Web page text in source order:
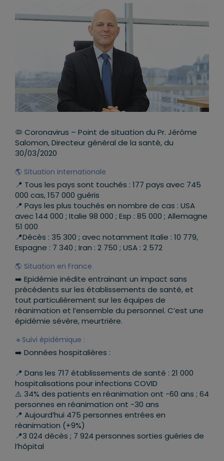
🦠 Coronavirus – Point de situation du Pr. Jérôme
Salomon, Directeur général de la santé, du
30/03/2020
🌎 Situation internationale
📍 Tous les pays sont touchés : 177 pays avec 745
000 cas, 157 000 guéris
📍 Pays les plus touchés en nombre de cas : USA
avec 144 000 ; Italie 98 000 ; Esp : 85 000 ; Allemagne
51 000
📍Décès : 35 300 ; avec notamment Italie : 10 779,
Espagne : 7 340 ; Iran : 2 750 ; USA : 2 572
🌎 Situation en France
➡️ Epidémie inédite entrainant un impact sans
précédents sur les établissements de santé, et
tout particulièrement sur les équipes de
réanimation et l’ensemble du personnel. C’est une
épidémie sévère, meurtrière.
🔹 Suivi épidémique :
➡️ Données hospitalières :
📍 Dans les 717 établissements de santé : 21 000
hospitalisations pour infections COVID
⚠️ 34% des patients en réanimation ont -60 ans ; 64
personnes en réanimation ont -30 ans
📍 Aujourd’hui 475 personnes entrées en
réanimation (+9%)
📍3 024 décès ; 7 924 personnes sorties guéries de
l’hôpital